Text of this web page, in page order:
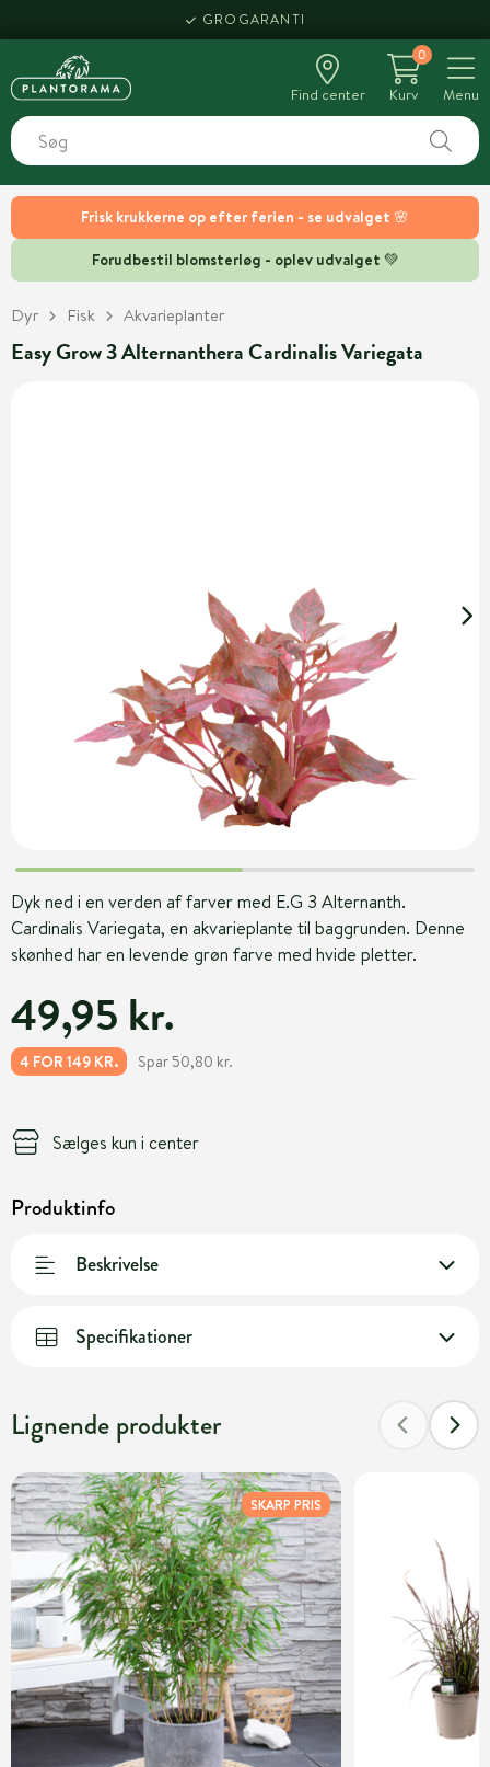
Frisk krukkerne op efter ferien - se udvalget 🌸
Forudbestil blomsterløg - oplev udvalget 💚
GROGARANTI
Find center
0
Kurv
Menu
Dyr Fisk Akvarieplanter
Easy Grow 3 Alternanthera Cardinalis Variegata
Dyk ned i en verden af farver med E.G 3 Alternanth.
Cardinalis Variegata, en akvarieplante til baggrunden. Denne
skønhed har en levende grøn farve med hvide pletter.
49,95 kr.
4 FOR 149 KR. Spar 50,80 kr.
Sælges kun i center
Produktinfo
Beskrivelse
Specifikationer
Lignende produkter
SKARP PRIS